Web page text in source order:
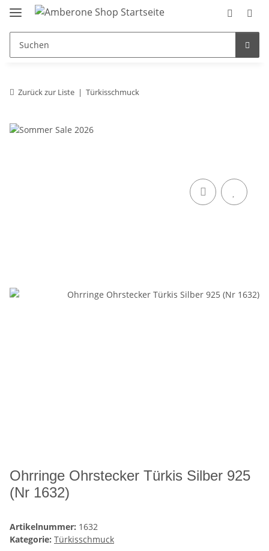
Zurück zur Liste Türkisschmuck
Ohrringe Ohrstecker Türkis Silber 925
(Nr 1632)
Artikelnummer: 1632
Kategorie: Türkisschmuck